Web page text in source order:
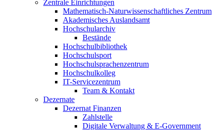
Zentrale Einrichtungen
Mathematisch-Naturwissenschaftliches Zentrum
Akademisches Auslandsamt
Hochschularchiv
Bestände
Hochschulbibliothek
Hochschulsport
Hochschulsprachenzentrum
Hochschulkolleg
IT-Servicezentrum
Team & Kontakt
Dezernate
Dezernat Finanzen
Zahlstelle
Digitale Verwaltung & E-Government